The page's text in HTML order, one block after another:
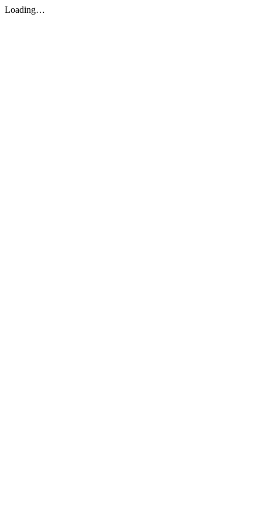
Loading…